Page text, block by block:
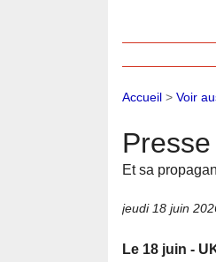
Accueil > Voir
Et sa
jeudi 18 juin
Le 18 juin -